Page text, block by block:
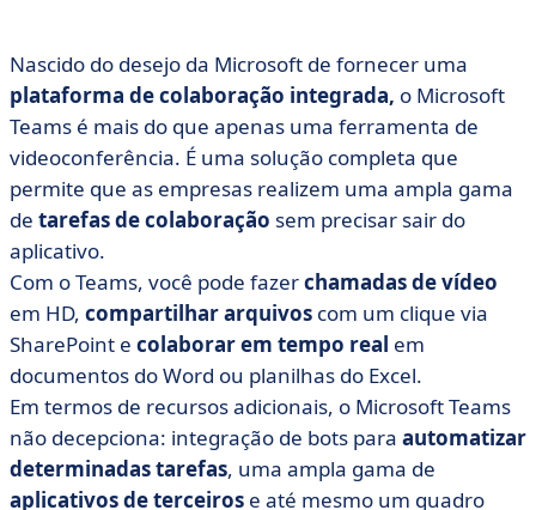
Nascido do desejo da Microsoft de fornecer uma
plataforma de colaboração integrada, o Microsoft
Teams é mais do que apenas uma ferramenta de
videoconferência. É uma solução completa que
permite que as empresas realizem uma ampla gama
de tarefas de colaboração sem precisar sair do
aplicativo.
Com o Teams, você pode fazerchamadas de vídeo
em HD, compartilhar arquivos com um clique via
SharePoint e colaborar em tempo real em
documentos do Word ou planilhas do Excel.
Em termos de recursos adicionais, o Microsoft Teams
não decepciona: integração de bots para automatizar
determinadas tarefas, uma ampla gama de
aplicativos de terceiros e até mesmo um quadro